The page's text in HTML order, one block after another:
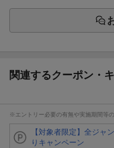
関連するクーポン・
※エントリー必要の有無や実施期間等
【対象者限定】全ジャ
りキャンペーン